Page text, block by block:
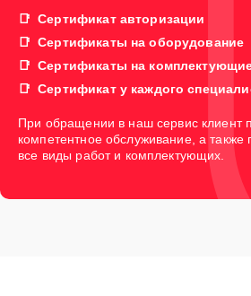
Сертификат авторизации
Сертификаты на оборудование
Сертификаты на
Сертификат у каждого
При обращении в наш сервис клиент
компетентное обслуживание, а также
все виды работ и комплектующих.